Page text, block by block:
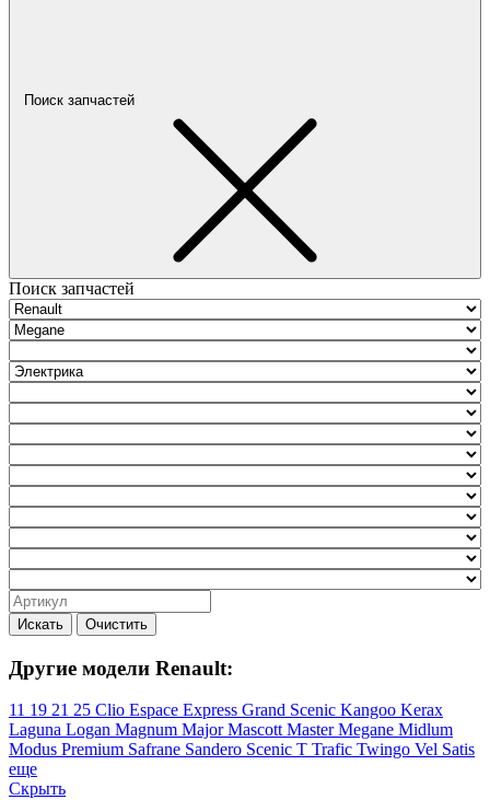
Поиск запчастей
Поиск запчастей
Искать Очистить
Другие модели Renault:
11 19 21 25 Clio Espace Express Grand Scenic Kangoo Kerax
Laguna Logan Magnum MajorMascott MasterMegane Midlum
Modus Premium Safrane Sandero Scenic T Trafic Twingo Vel Satis
еще
Скрыть